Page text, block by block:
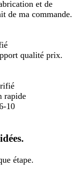
et de
de ma commande.
qualité prix.
rapide
10
étape.